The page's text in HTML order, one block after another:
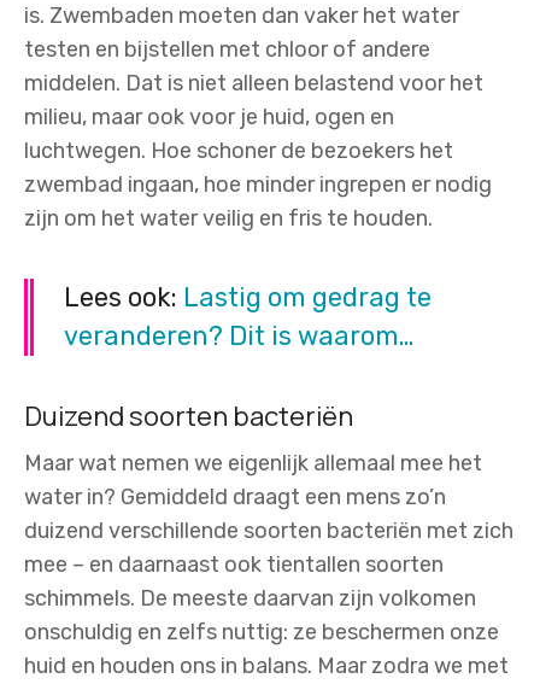
is. Zwembaden moeten dan vaker het water
testen en bijstellen met chloor of andere
middelen. Dat is niet alleen belastend voor het
milieu, maar ook voor je huid, ogen en
luchtwegen. Hoe schoner de bezoekers het
zwembad ingaan, hoe minder ingrepen er nodig
zijn om het water veilig en fris te houden.
Lees ook: Lastig om gedrag te
veranderen? Dit is waarom…
Duizend soorten bacteriën
Maar wat nemen we eigenlijk allemaal mee het
water in? Gemiddeld draagt een mens zo’n
duizend verschillende soorten bacteriën met zich
mee – en daarnaast ook tientallen soorten
schimmels. De meeste daarvan zijn volkomen
onschuldig en zelfs nuttig: ze beschermen onze
huid en houden ons in balans. Maar zodra we met